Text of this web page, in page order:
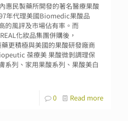
惠民製藥所開發的著名醫療果酸
年代理美國Biomedic果酸品
的風評及市場佔有率。而
化妝品集團併購後，
更積極與美國的果酸研發廠商
葆療美 果酸微剝調理保
系列、家用果酸系列、果酸美白
0 Read more